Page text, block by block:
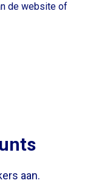
de website of
aan.